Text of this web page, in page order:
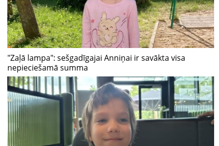
"Zaļā lampa": sešgadīgajai Anniņai ir savākta visa
nepieciešamā summa